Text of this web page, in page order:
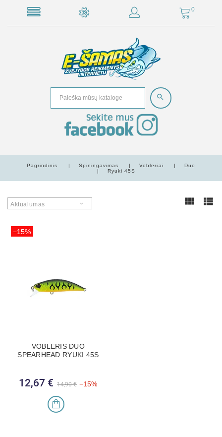
0
Pagrindinis Spiningavimas Vobleriai
Duo
Ryuki 45S
Aktualumas
−15%
VOBLERIS DUO
SPEARHEAD RYUKI 45S
Bazinė kaina
14,90 € −15%
Kaina
12,67 €